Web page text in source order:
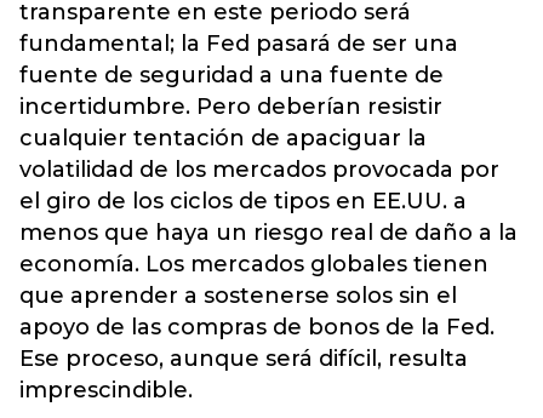
transparente en este periodo será
fundamental; la Fed pasará de ser una
fuente de seguridad a una fuente de
incertidumbre. Pero deberían resistir
cualquier tentación de apaciguar la
volatilidad de los mercados provocada por
el giro de los ciclos de tipos en EE.UU. a
menos que haya un riesgo real de daño a la
economía. Los mercados globales tienen
que aprender a sostenerse solos sin el
apoyo de las compras de bonos de la Fed.
Ese proceso, aunque será difícil, resulta
imprescindible.